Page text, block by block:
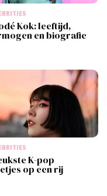
Kok: leeftijd,
en biografie
K-pop
op een rij